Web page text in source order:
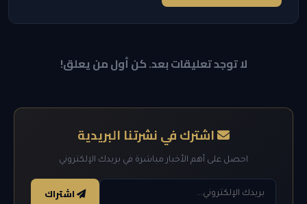
لا توجد تعليقات بعد. كن أول من يعلق!
اشترك في نشرتنا البريدية
احصل على أهم الأخبار مباشرة في بريدك الإلكتروني
اشتراك